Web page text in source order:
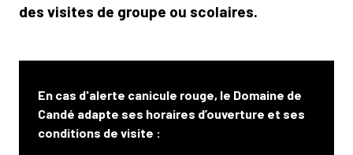
des visites de groupe ou scolaires.
En cas d'alerte canicule rouge, le Domaine de
Candé adapte ses horaires d’ouverture et ses
conditions de visite :